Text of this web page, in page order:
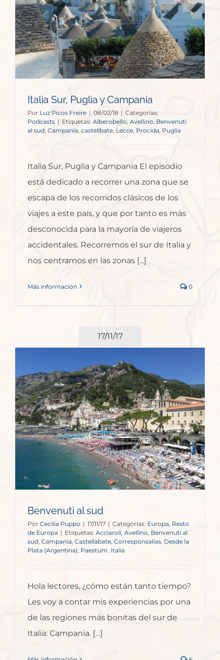
Italia Sur, Puglia y Campania
Por Luz Picos Freire | 08/02/18 | Categorías:
Podcasts | Etiquetas: Alberobello, Avellino, Benvenuti
al sud Campania castellbate Lecce Procida, Puglia
Italia Sur, Puglia y Campania El episodio
está dedicado a recorrer una zona que se
escapa de los recorridos clásicos de los
viajes a este país, y que por tanto es más
desconocida para la mayoría de viajeros
accidentales. Recorremos el sur de Italia y
nos centramos en las zonas [...]
Más información 0
17/11/17
Benvenuti al sud
Por Cecilia Puppo | 17/11/17 | Categorías: Europa, Resto
de Europa | Etiquetas: Acciaroli, Avellino, Benvenuti al
sud, Campania, Castellabate, Corresponsalías, Desde la
Plata (Argentina), Paestum. Italia
Hola lectores, ¿cómo están tanto tiempo?
Les voy a contar mis experiencias por una
de las regiones más bonitas del sur de
Italia: Campania. […]